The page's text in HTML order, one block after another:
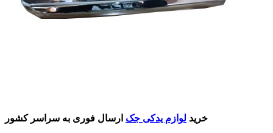
خرید لوازم یدکی جک ارسال فوری به سراسر کشور